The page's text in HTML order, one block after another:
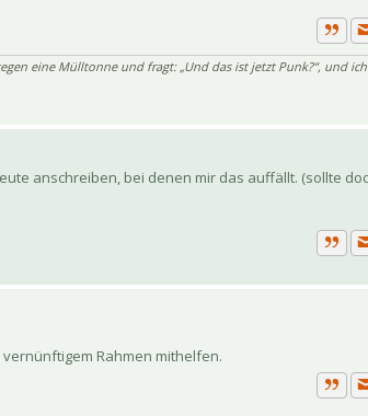
Zitat
eine Mülltonne und fragt: „Und das ist jetzt Punk?“, und ich
anschreiben, bei denen mir das auffällt. (sollte
Zitat
Rahmen mithelfen.
Zitat